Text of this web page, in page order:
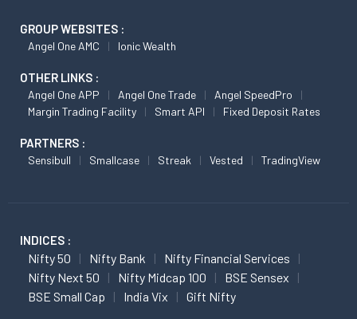
GROUP WEBSITES :
Angel One AMC Ionic Wealth
OTHER LINKS :
Angel One APP Angel One Trade
Angel SpeedPro
Margin Trading Facility
Smart API Fixed Deposit Rates
PARTNERS :
Sensibull Smallcase Streak Vested TradingView
INDICES :
Nifty 50 Nifty Bank
Nifty Financial Services
Nifty Next 50
Nifty Midcap 100
BSE Sensex
BSE Small Cap
India Vix Gift Nifty